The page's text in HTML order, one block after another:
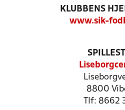
KLUBBENS
www.sik-
8800
Tlf: 8662